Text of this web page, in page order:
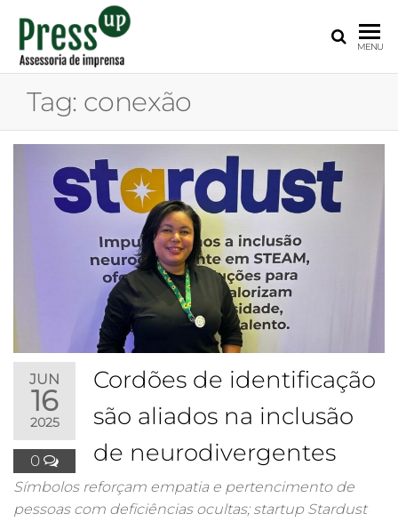
UP
para
Pequenas
MENU
Tag: conexão
JUN
16
2025
0
Cordões de identificação
são aliados na inclusão
de neurodivergentes
Símbolos reforçam empatia e pertencimento de
pessoas com deficiências ocultas; startup Stardust